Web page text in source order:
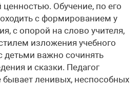
Обучение, по его
с формированием у
с опорой на слово учителя,
изложения учебного
детьми важно сочинять
и сказки. Педагог
бывает ленивых, неспособных